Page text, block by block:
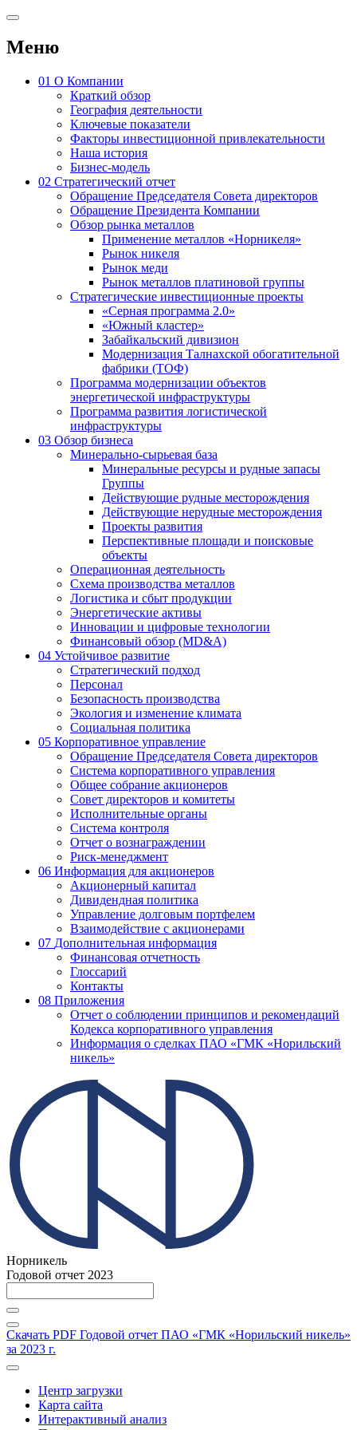
Меню
01 О Компании
Краткий обзор
География деятельности
Ключевые показатели
Факторы инвестиционной привлекательности
Наша история
Бизнес-модель
02 Стратегический отчет
Обращение Председателя Совета директоров
Обращение Президента Компании
Обзор рынка металлов
Применение металлов «Норникеля»
Рынок никеля
Рынок меди
Рынок металлов платиновой группы
Стратегические инвестиционные проекты
«Серная программа 2.0»
«Южный кластер»
Забайкальский дивизион
Модернизация Талнахской обогатительной
фабрики (ТОФ)
Программа модернизации объектов
энергетической инфраструктуры
Программа развития логистической
инфраструктуры
03 Обзор бизнеса
Минерально-сырьевая база
Минеральные ресурсы и рудные запасы
Группы
Действующие рудные месторождения
Действующие нерудные месторождения
Проекты развития
Перспективные площади и поисковые
объекты
Операционная деятельность
Схема производства металлов
Логистика и сбыт продукции
Энергетические активы
Инновации и цифровые технологии
Финансовый обзор (MD&A)
04 Устойчивое развитие
Стратегический подход
Персонал
Безопасность производства
Экология и изменение климата
Социальная политика
05 Корпоративное управление
Обращение Председателя Совета директоров
Система корпоративного управления
Общее собрание акционеров
Совет директоров и комитеты
Исполнительные органы
Система контроля
Отчет о вознаграждении
Риск-менеджмент
06 Информация для акционеров
Акционерный капитал
Дивидендная политика
Управление долговым портфелем
Взаимодействие с акционерами
07 Дополнительная информация
Финансовая отчетность
Глоссарий
Контакты
08 Приложения
Отчет о соблюдении принципов и рекомендаций
Кодекса корпоративного управления
Информация о сделках ПАО «ГМК «Норильский
никель»
Норникель
Годовой отчет 2023
Скачать PDF Годовой отчет ПАО «ГМК «Норильский никель»
за 2023 г.
Центр загрузки
Карта сайта
Интерактивный анализ